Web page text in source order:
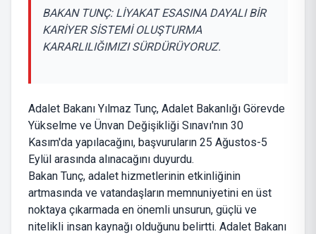
BAKAN TUNÇ: LİYAKAT ESASINA DAYALI BİR
KARİYER SİSTEMİ OLUŞTURMA
KARARLILIĞIMIZI SÜRDÜRÜYORUZ.
Adalet Bakanı Yılmaz Tunç, Adalet Bakanlığı Görevde
Yükselme ve Ünvan Değişikliği Sınavı'nın 30
Kasım'da yapılacağını, başvuruların 25 Ağustos-5
Eylül arasında alınacağını duyurdu.
Bakan Tunç, adalet hizmetlerinin etkinliğinin
artmasında ve vatandaşların memnuniyetini en üst
noktaya çıkarmada en önemli unsurun, güçlü ve
nitelikli insan kaynağı olduğunu belirtti. Adalet Bakanı